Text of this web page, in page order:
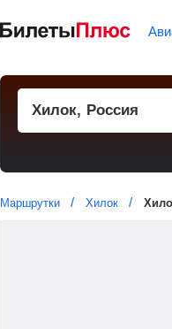
Маршрутки Хилок